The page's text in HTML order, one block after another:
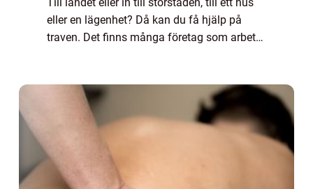
eller en lägenhet? Då kan du få hjälp på
traven. Det finns många företag som arbetar